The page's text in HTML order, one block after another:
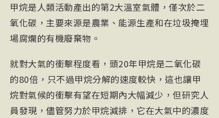
甲烷是人類活動產出的第2大溫室氣體，僅次於二
氧化碳，主要來源是農業、能源生產和在垃圾掩埋
場腐爛的有機廢棄物。
就對大氣的衝擊程度看，頭20年甲烷是二氧化碳
的80倍，只不過甲烷分解的速度較快，這也讓甲
烷對氣候的衝擊有望在短期內大幅減少，但研究人
員發現，儘管努力於甲烷減排，它在大氣中的濃度